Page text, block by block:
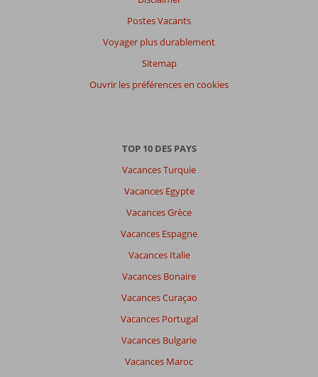
Postes Vacants
Voyager plus durablement
Sitemap
Ouvrir les préférences en cookies
TOP 10 DES PAYS
Vacances Turquie
Vacances Egypte
Vacances Grèce
Vacances Espagne
Vacances Italie
Vacances Bonaire
Vacances Curaçao
Vacances Portugal
Vacances Bulgarie
Vacances Maroc